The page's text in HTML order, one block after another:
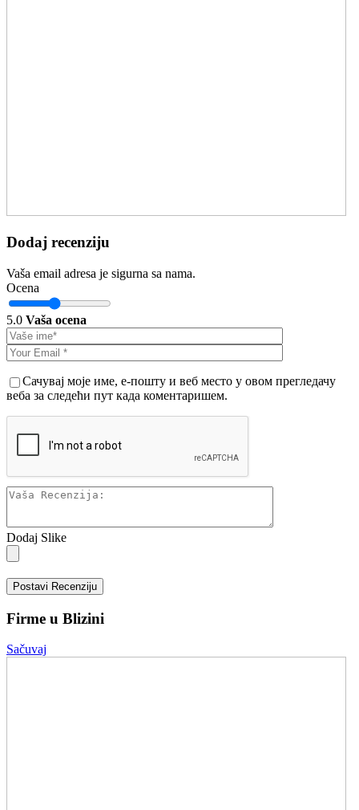
Dodaj recenziju
Vaša email adresa je sigurna sa nama.
Ocena
5.0 Vaša ocena
Сачувај моје име, е-пошту и веб место у овом прегледачу
веба за следећи пут када коментаришем.
Dodaj Slike
Postavi Recenziju
Firme u Blizini
Sačuvaj